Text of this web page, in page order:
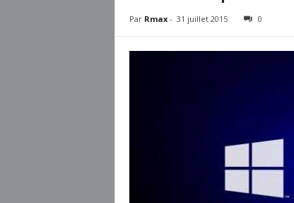
Par Rmax- 31 juillet 2015 0